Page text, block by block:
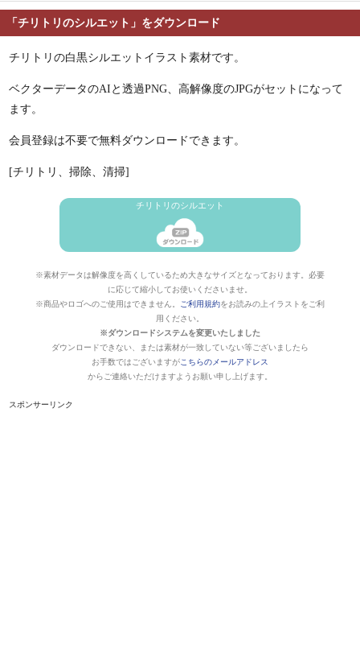
「チリトリのシルエット」をダウンロード
チリトリの白黒シルエットイラスト素材です。
ベクターデータのAIと透過PNG、高解像度のJPGがセットになって
ます。
会員登録は不要で無料ダウンロードできます。
[チリトリ、掃除、清掃]
チリトリのシルエット
※素材データは解像度を高くしているため大きなサイズとなっております。必要
に応じて縮小してお使いくださいませ。
※商品やロゴへのご使用はできません。
ご利用規約をお読みの上イラストをご利
用ください。
※ダウンロードシステムを変更いたしました
ダウンロードできない、または素材が一致していない等ございましたら
お手数ではございますがこちらのメールアドレス
からご連絡いただけますようお願い申し上げます。
スポンサーリンク